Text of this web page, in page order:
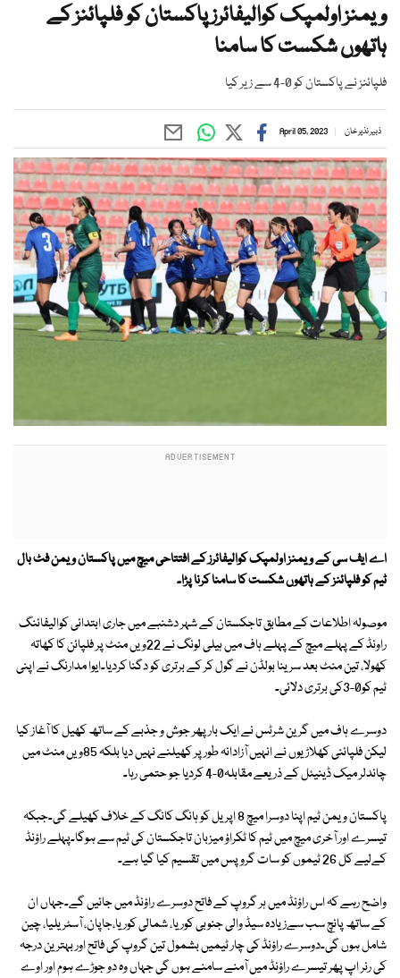
ویمنز اولمپک کوالیفائرز پاکستان کو فلپائنز کے
ہاتھوں شکست کا سامنا
فلپائنز نے پاکستان کو 0-4 سے زیر کیا
ذبیر نذیر خان April 05, 2023
اے ایف سی کے ویمنز اولمپک کوالیفائرز کے افتتاحی میچ میں پاکستان ویمن فٹ بال
ٹیم کو فلپائنز کے ہاتھوں شکست کا سامنا کرنا پڑا۔
موصولہ اطلاعات کے مطابق تاجکستان کے شہر دشنبے میں جاری ابتدائی کوالیفائنگ
راونڈ کے پہلے میچ کے پہلے ہاف میں ہیلی لونگ نے 22ویں منٹ پر فلپائن کا کھاتہ
کھولا، تین منٹ بعد سرینا بولڈن نے گول کر کے برتری کو دگنا کردیا۔ایوا مدارنگ نے اپنی
ٹیم کو0-3کی برتری دلائی۔
دوسرے ہاف میں گرین شرٹس نے ایک بار پھر جوش و جذبے کے ساتھ کھیل کا آغاز کیا
لیکن فلپائنی کھلاڑیوں نے انہیں آزادانہ طور پر کھیلنے نہیں دیا بلکہ 85ویں منٹ میں
چاندلر میک ڈینیئل کے ذریعے مقابلہ0-4 کردیا جو حتمی رہا۔
پاکستان ویمن ٹیم اپنا دوسرا میچ 8 اپریل کو ہانگ کانگ کے خلاف کھیلے گی۔جبکہ
تیسرے اور آخری میچ میں ٹیم کا ٹکراؤ میزبان تاجکستان کی ٹیم سے ہوگا۔پہلے راؤنڈ
کےلیے کل 26 ٹیموں کو سات گروپس میں تقسیم کیا گیا ہے۔
واضح رہے کہ اس راؤنڈ میں ہر گروپ کے فاتح دوسرے راؤنڈ میں جائیں گے۔جہاں ان
کے ساتھ پانچ سب سےزیادہ سیڈ والی جنوبی کوریا، شمالی کوریا،جاپان، آسٹریلیا، چین
شامل ہوں گی۔دوسرے راؤنڈ کی چار ٹیمیں بشمول تین گروپ کی فاتح اور بہترین درجہ
کی رنر اپ پھر تیسرے راؤنڈ میں آمنے سامنے ہوں گی جہاں وہ دو جوڑے ہوم اور اوے